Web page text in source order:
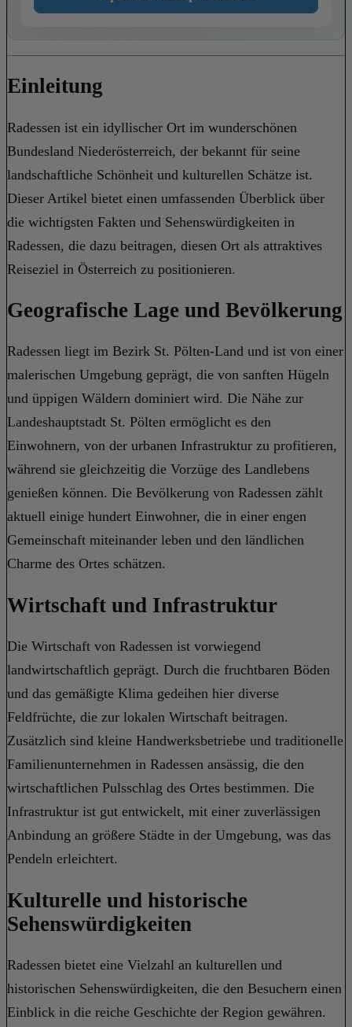
Einleitung
Radessen ist ein idyllischer Ort im wunderschönen
Bundesland Niederösterreich, der bekannt für seine
landschaftliche Schönheit und kulturellen Schätze ist.
Dieser Artikel bietet einen umfassenden Überblick über
die wichtigsten Fakten und Sehenswürdigkeiten in
Radessen, die dazu beitragen, diesen Ort als attraktives
Reiseziel in Österreich zu positionieren.
Geografische Lage und Bevölkerung
Radessen liegt im Bezirk St. Pölten-Land und ist von einer
malerischen Umgebung geprägt, die von sanften Hügeln
und üppigen Wäldern dominiert wird. Die Nähe zur
Landeshauptstadt St. Pölten ermöglicht es den
Einwohnern, von der urbanen Infrastruktur zu profitieren,
während sie gleichzeitig die Vorzüge des Landlebens
genießen können. Die Bevölkerung von Radessen zählt
aktuell einige hundert Einwohner, die in einer engen
Gemeinschaft miteinander leben und den ländlichen
Charme des Ortes schätzen.
Wirtschaft und Infrastruktur
Die Wirtschaft von Radessen ist vorwiegend
landwirtschaftlich geprägt. Durch die fruchtbaren Böden
und das gemäßigte Klima gedeihen hier diverse
Feldfrüchte, die zur lokalen Wirtschaft beitragen.
Zusätzlich sind kleine Handwerksbetriebe und traditionelle
Familienunternehmen in Radessen ansässig, die den
wirtschaftlichen Pulsschlag des Ortes bestimmen. Die
Infrastruktur ist gut entwickelt, mit einer zuverlässigen
Anbindung an größere Städte in der Umgebung, was das
Pendeln erleichtert.
Kulturelle und historische
Sehenswürdigkeiten
Radessen bietet eine Vielzahl an kulturellen und
historischen Sehenswürdigkeiten, die den Besuchern einen
Einblick in die reiche Geschichte der Region gewähren.